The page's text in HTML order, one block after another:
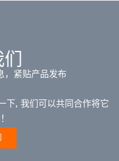
，紧贴产品发布
下, 我们可以共同合作将它